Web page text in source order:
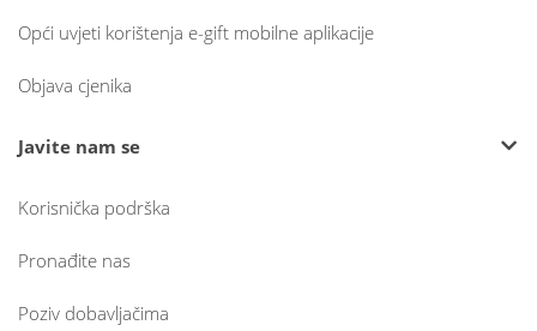
Opći uvjeti korištenja e-gift mobilne aplikacije
Objava cjenika
Javite nam se
Korisnička podrška
Pronađite nas
Poziv dobavljačima